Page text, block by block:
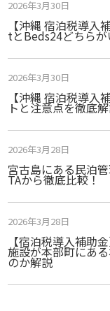
【沖縄 宿泊税導
tとBeds24どちら
2026年3月30日
【沖縄 宿泊税導入
トと注意点を徹底
2026年3月30日
宮古島にある民泊
TAから徹底比較！
2026年3月28日
【宿泊税導入補助
施設が本部町にあ
のか解説
2026年3月28日